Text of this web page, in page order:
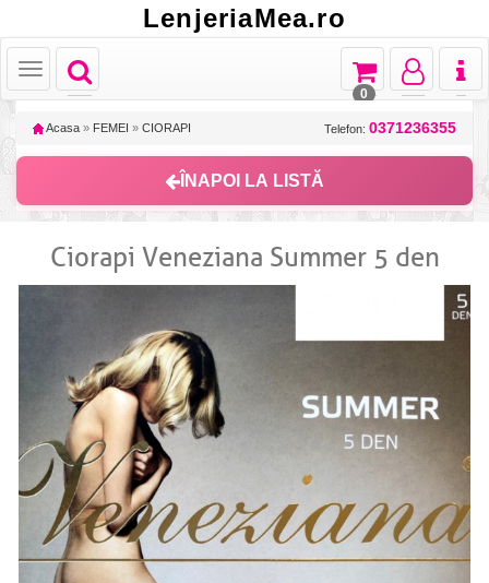
LenjeriaMea.ro
Toggle
navigation
Toggle
Toggle
navigation
Toggle
navigation
Toggle
navigation
0
Acasa » FEMEI » CIORAPI Telefon: 0371236355
ÎNAPOI LA LISTĂ
Ciorapi Veneziana Summer 5 den